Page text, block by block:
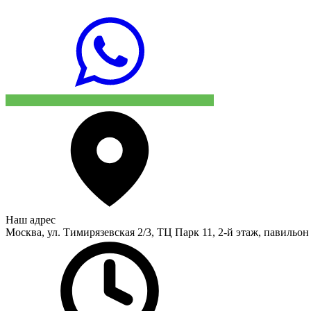
Наш адрес
Москва, ул. Тимирязевская 2/3, ТЦ Парк 11, 2-й этаж,